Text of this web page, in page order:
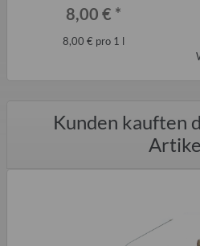
8,00 € *
8,00 € pro 1 l
Kunden kauften